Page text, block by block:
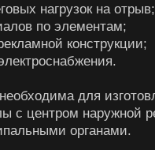
нагрузок на отрыв;
по элементам;
конструкции;
для
с центром наружной
органами.